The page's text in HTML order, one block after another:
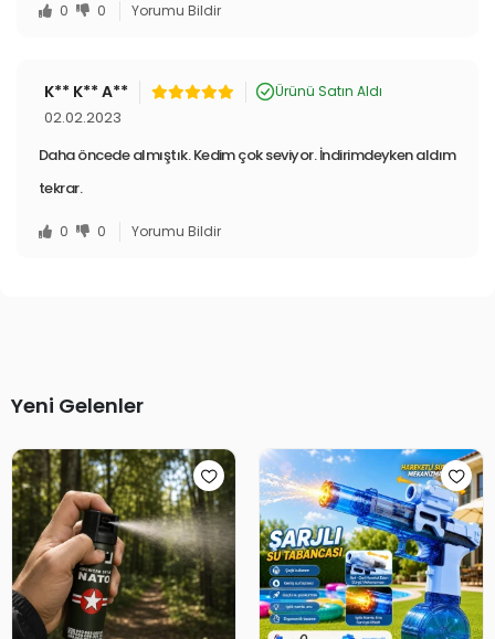
0 0 Yorumu Bildir
K** K** A** Ürünü Satın Aldı
02.02.2023
Daha öncede almıştık. Kedim çok seviyor. İndirimdeyken aldım
tekrar.
0 0 Yorumu Bildir
Yeni Gelenler